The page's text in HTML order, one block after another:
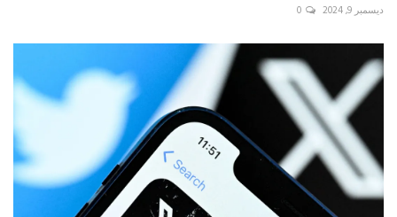
ديسمبر 9, 2024 0